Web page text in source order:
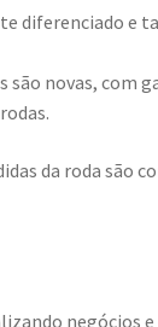
diferenciado e
são novas,
da roda são
negócios